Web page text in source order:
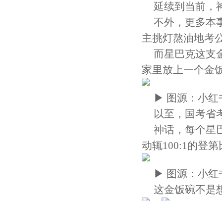
延续到当前，
不外，更多本
主挑灯熬油地考
而星巴克这支
家里放上一个金
▶ 图源：小红
以至，国考省
神话，每个星
动辄100:1的登第
▶ 图源：小红
这金饭碗不是